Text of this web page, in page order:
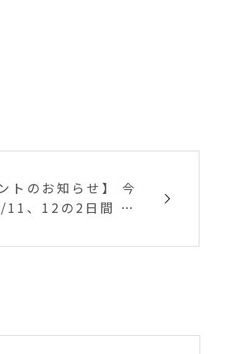
トのお知らせ】 今
、12の2日間 HA
のんびり農園」の